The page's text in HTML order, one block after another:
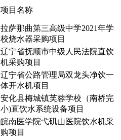
项目名称
拉萨那曲第三高级中学2021年学
校烧水器采购项目
辽宁省抚顺市中级人民法院直饮
机采购项目
辽宁省公路管理局双龙头净饮一
体开水机项目
安化县梅城镇芙蓉学校（南桥完
小)直饮水系统设备项目
皖南医学院弋矶山医院饮水机采
购项目